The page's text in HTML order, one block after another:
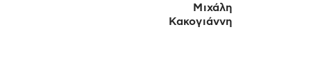
Μιχάλη
Κακογιάννη